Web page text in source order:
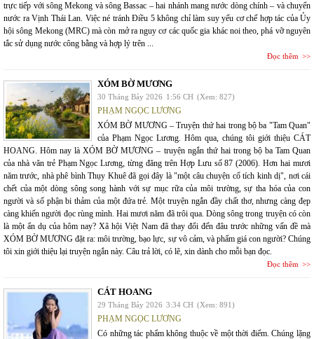
trực tiếp với sông Mekong và sông Bassac – hai nhánh mang nước dòng chính – và chuyển
nước ra Vịnh Thái Lan. Việc né tránh Điều 5 không chỉ làm suy yếu cơ chế hợp tác của Ủy
hội sông Mekong (MRC) mà còn mở ra nguy cơ các quốc gia khác noi theo, phá vỡ nguyên
tắc sử dụng nước công bằng và hợp lý trên ...
Đọc thêm
XÓM BỜ MƯƠNG
30 Tháng Bảy 2026 1:56 CH (Xem: 827)
PHẠM NGỌC LƯƠNG
XÓM BỜ MƯƠNG – Truyện thứ hai trong bộ ba "Tam Quan"
của Phạm Ngọc Lương. Hôm qua, chúng tôi giới thiệu CÁT
HOANG. Hôm nay là XÓM BỜ MƯƠNG – truyện ngắn thứ hai trong bộ ba Tam Quan
của nhà văn trẻ Phạm Ngọc Lương, từng đăng trên Hợp Lưu số 87 (2006). Hơn hai mươi
năm trước, nhà phê bình Thụy Khuê đã gọi đây là "một câu chuyện cổ tích kinh dị", nơi cái
chết của một dòng sông song hành với sự mục rữa của môi trường, sự tha hóa của con
người và số phận bi thảm của một đứa trẻ. Một truyện ngắn đầy chất thơ, nhưng càng đẹp
càng khiến người đọc rùng mình. Hai mươi năm đã trôi qua. Dòng sông trong truyện có còn
là một ẩn dụ của hôm nay? Xã hội Việt Nam đã thay đổi đến đâu trước những vấn đề mà
XÓM BỜ MƯƠNG đặt ra: môi trường, bạo lực, sự vô cảm, và phẩm giá con người? Chúng
tôi xin giới thiệu lại truyện ngắn này. Câu trả lời, có lẽ, xin dành cho mỗi bạn đọc.
Đọc thêm
CÁT HOANG
29 Tháng Bảy 2026 3:34 CH (Xem: 891)
PHẠM NGỌC LƯƠNG
Có những tác phẩm không thuộc về một thời điểm. Chúng lặng